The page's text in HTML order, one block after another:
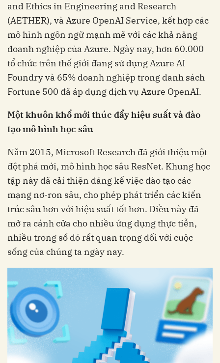
and Ethics in Engineering and Research
(AETHER), và Azure OpenAI Service, kết hợp các
mô hình ngôn ngữ mạnh mẽ với các khả năng
doanh nghiệp của Azure. Ngày nay, hơn 60.000
tổ chức trên thế giới đang sử dụng Azure AI
Foundry và 65% doanh nghiệp trong danh sách
Fortune 500 đã áp dụng dịch vụ Azure OpenAI.
Một khuôn khổ mới thúc đẩy hiệu suất và đào
tạo mô hình học sâu
Năm 2015, Microsoft Research đã giới thiệu một
đột phá mới, mô hình học sâu ResNet. Khung học
tập này đã cải thiện đáng kể việc đào tạo các
mạng nơ-ron sâu, cho phép phát triển các kiến
trúc sâu hơn với hiệu suất tốt hơn. Điều này đã
mở ra cánh cửa cho nhiều ứng dụng thực tiễn,
nhiều trong số đó rất quan trọng đối với cuộc
sống của chúng ta ngày nay.